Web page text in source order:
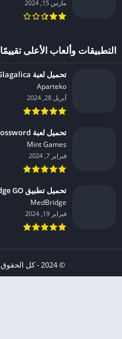
مارس 15, 2024
التطبيقات وألعاب الأعلى تقييمًا
تحميل لعبة Slagalica مهكرة للاندرويد 2024
Aparteko‏
أبريل 28, 2024
تحميل لعبة Word Trip Crossword مهكرة للاندرويد 2024
Mint Games‏
فبراير 7, 2024
تحميل تطبيق MedBridge GO مهكر للاندرويد 2024
MedBridge‏
فبراير 19, 2024
© 2024 - كل الحقوق محفوظة -